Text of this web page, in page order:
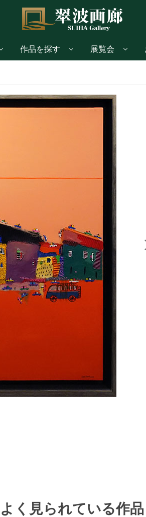
作品を探す 展覧会
よく見られている作品